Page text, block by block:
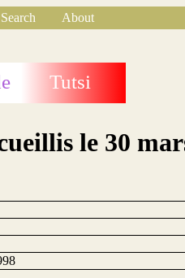
Search
About
Tutsi
le 30